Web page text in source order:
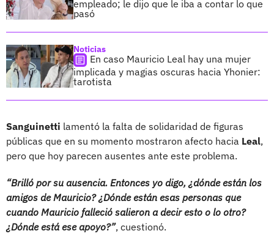
empleado; le dijo que le iba a contar lo que
pasó
Noticias
En caso Mauricio Leal hay una mujer
implicada y magias oscuras hacia Yhonier:
tarotista
Sanguinetti lamentó la falta de solidaridad de figuras
públicas que en su momento mostraron afecto hacia Leal,
pero que hoy parecen ausentes ante este problema.
“Brilló por su ausencia. Entonces yo digo, ¿dónde están los
amigos de Mauricio? ¿Dónde están esas personas que
cuando Mauricio falleció salieron a decir esto o lo otro?
¿Dónde está ese apoyo?”, cuestionó.